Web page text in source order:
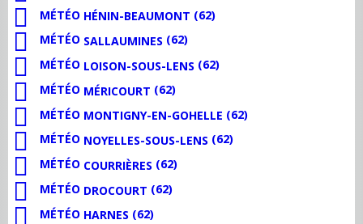
MÉTÉO HÉNIN-BEAUMONT (62)
MÉTÉO SALLAUMINES (62)
MÉTÉO LOISON-SOUS-LENS (62)
MÉTÉO MÉRICOURT (62)
MÉTÉO MONTIGNY-EN-GOHELLE (62)
MÉTÉO NOYELLES-SOUS-LENS (62)
MÉTÉO COURRIÈRES (62)
MÉTÉO DROCOURT (62)
MÉTÉO HARNES (62)